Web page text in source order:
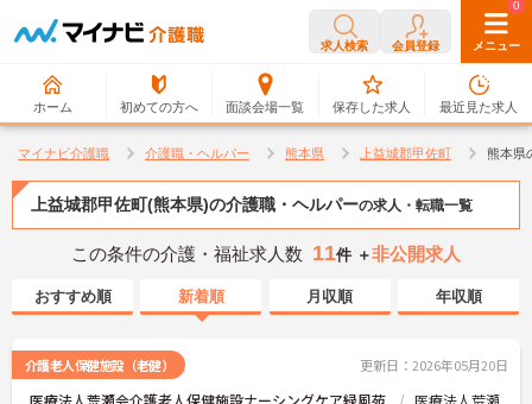
求人検索 会員登録 メニュー
ホーム 初めての方へ 面談会場一覧
0
保存した求人
0
最近見た求人
マイナビ介護職 介護職・ヘルパー 熊本県 上益城郡甲佐町 熊本県
上益城郡甲佐町(熊本県)の介護職・ヘルパーの求人・転職一覧
この条件の介護・福祉求人数 11件 ＋非公開求人
おすすめ順 新着順 月収順 年収順
介護老人保健施設（老健） 更新日：2026年05月20日
医療法人荒瀬会介護老人保健施設ナーシングケア緑風苑
医療法人荒瀬